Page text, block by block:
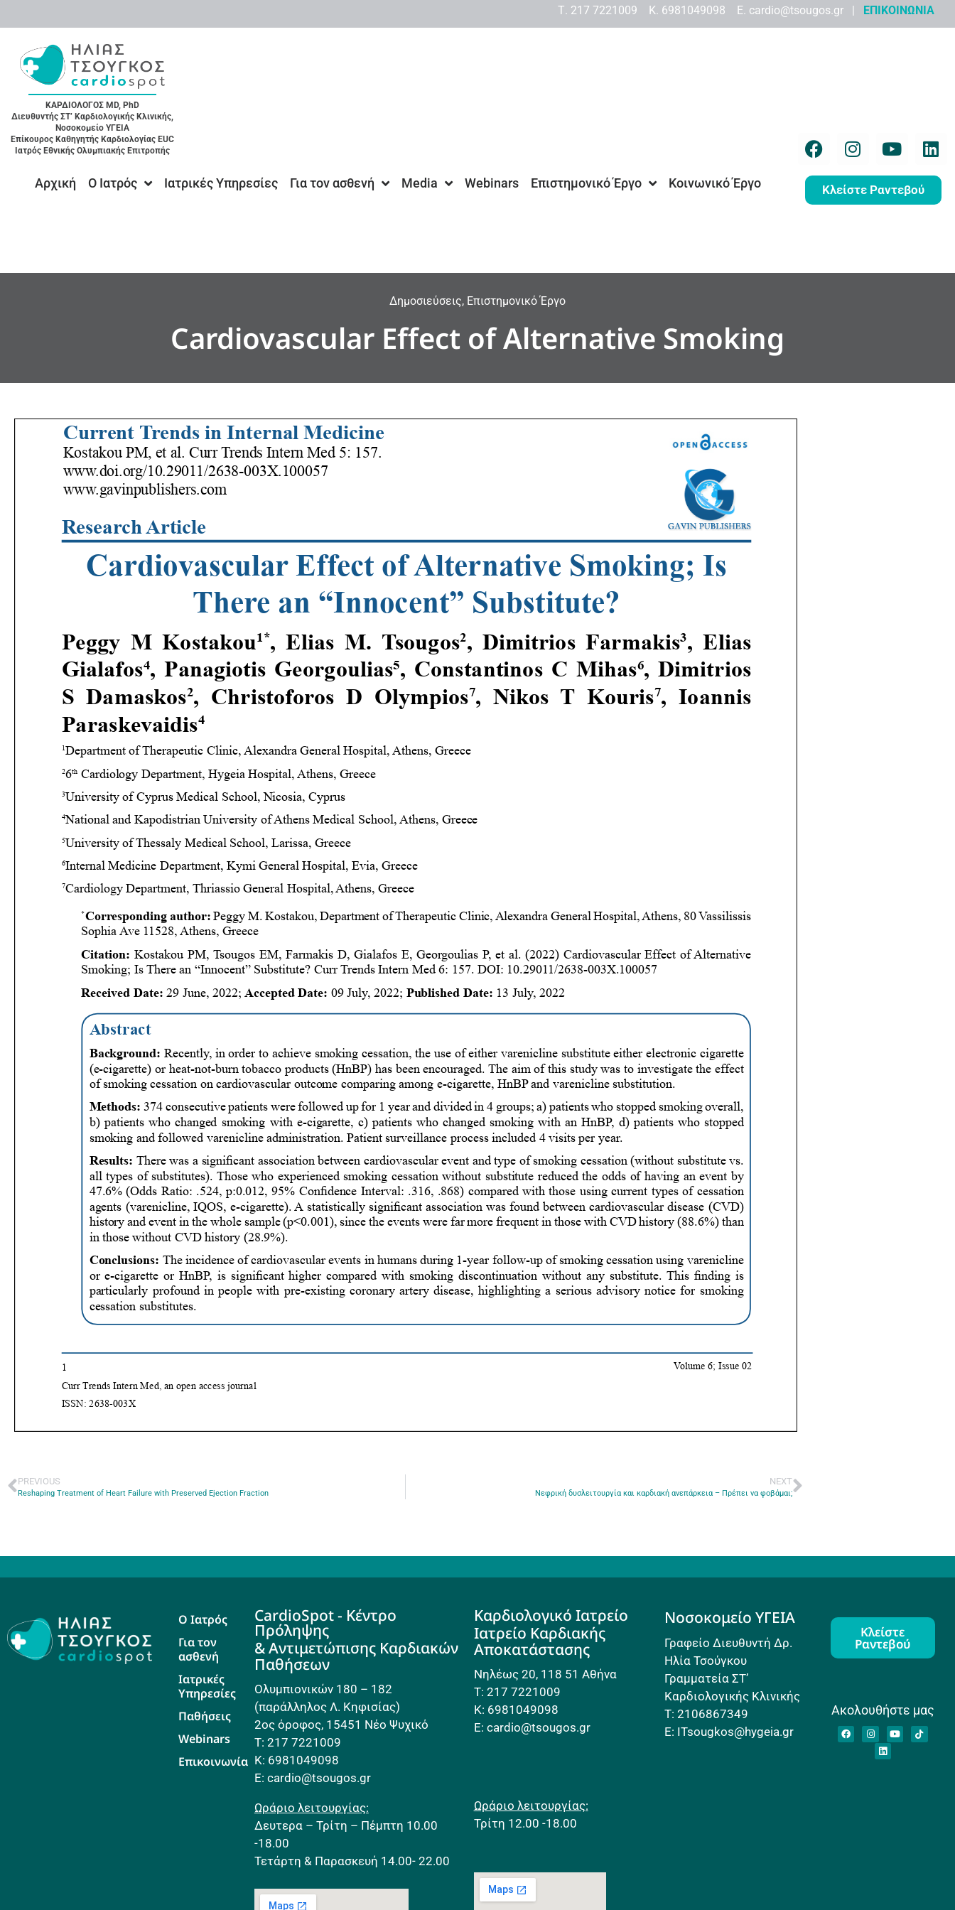
Τ. 217 7221009 K. 6981049098 Ε. cardio@tsougos.gr | ΕΠΙΚΟΙΝΩΝΙΑ
ΚΑΡΔΙΟΛΟΓΟΣ MD, PhD
Διευθυντής ΣΤ’ Καρδιολογικής Κλινικής,
Νοσοκομείο ΥΓΕΙΑ
Επίκουρος Καθηγητής Καρδιολογίας EUC
Ιατρός Εθνικής Ολυμπιακής Επιτροπής
Αρχική Ο Ιατρός Ιατρικές Υπηρεσίες Για τον ασθενή Media Webinars Επιστημονικό Έργο Κοινωνικό Έργο Κλείστε Ραντεβού
Δημοσιεύσεις, Επιστημονικό Έργο
Cardiovascular Effect of Alternative Smoking
PREVIOUS
Reshaping Treatment of Heart Failure with Preserved Ejection Fraction
NEXT
Νεφρική δυσλειτουργία και καρδιακή ανεπάρκεια – Πρέπει να φοβάμαι;
Ο Ιατρός
Για τον
ασθενή
Ιατρικές
Υπηρεσίες
Παθήσεις
Webinars
Επικοινωνία
CardioSpot - Κέντρο
Πρόληψης
& Αντιμετώπισης Καρδιακών
Παθήσεων
Ολυμπιονικών 180 – 182
(παράλληλος Λ. Κηφισίας)
2ος όροφος, 15451 Νέο Ψυχικό
Τ: 217 7221009
Κ: 6981049098
E: cardio@tsougos.gr
Ωράριο λειτουργίας:
Δευτερα – Τρίτη – Πέμπτη 10.00
-18.00
Τετάρτη & Παρασκευή 14.00- 22.00
Καρδιολογικό Ιατρείο
Ιατρείο Καρδιακής
Αποκατάστασης
Νηλέως 20, 118 51 Αθήνα
Τ: 217 7221009
Κ: 6981049098
E: cardio@tsougos.gr
Ωράριο λειτουργίας:
Τρίτη 12.00 -18.00
Νοσοκομείο ΥΓΕΙΑ
Γραφείο Διευθυντή Δρ.
Ηλία Τσούγκου
Γραμματεία ΣΤ’
Καρδιολογικής Κλινικής
Τ: 2106867349
E: ITsougkos@hygeia.gr
Κλείστε
Ραντεβού
Ακολουθήστε μας